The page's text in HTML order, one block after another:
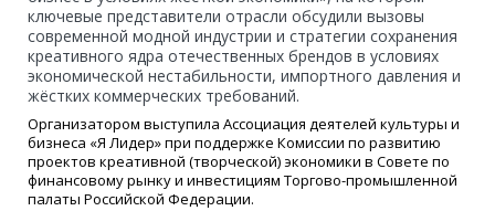
ключевые представители отрасли обсудили вызовы
современной модной индустрии и стратегии сохранения
креативного ядра отечественных брендов в условиях
экономической нестабильности, импортного давления и
жёстких коммерческих требований.
Организатором выступила Ассоциация деятелей культуры и
бизнеса «Я Лидер» при поддержке Комиссии по развитию
проектов креативной (творческой) экономики в Совете по
финансовому рынку и инвестициям Торгово-промышленной
палаты Российской Федерации.